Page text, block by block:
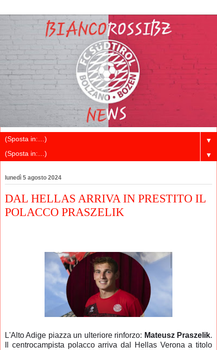
▼
▼
lunedì 5 agosto 2024
DAL HELLAS ARRIVA IN PRESTITO IL
POLACCO PRASZELIK
L'Alto Adige piazza un ulteriore rinforzo: Mateusz Praszelik.
Il centrocampista polacco arriva dal Hellas Verona a titolo